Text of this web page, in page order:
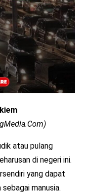
atau pulang
di negeri ini.
yang dapat
manusia.